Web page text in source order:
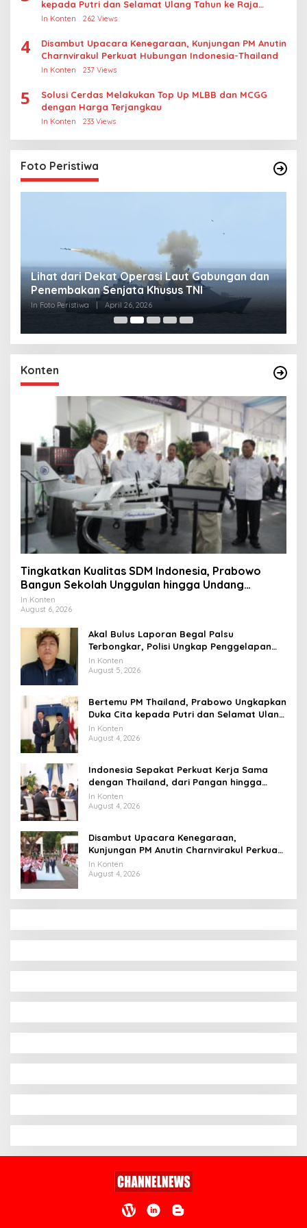
kepada Putri dan Selamat Ulang Tahun ke Raja
Thailand
In Konten 262 Views
4
Disambut Upacara Kenegaraan, Kunjungan PM Anutin
Charnvirakul Perkuat Hubungan Indonesia-Thailand
In Konten 237 Views
5
Solusi Cerdas Melakukan Top Up MLBB dan MCGG
dengan Harga Terjangkau
In Konten 233 Views
Foto Peristiwa
Lihat dari Dekat Operasi Laut Gabungan dan
Penembakan Senjata Khusus TNI
In Foto Peristiwa April 26, 2026
Konten
Tingkatkan Kualitas SDM Indonesia, Prabowo
Bangun Sekolah Unggulan hingga Undang
Universitas Terbaik Dunia
In Konten
August 6, 2026
Akal Bulus Laporan Begal Palsu
Terbongkar, Polisi Ungkap Penggelapan
Uang Perusahaan untuk Crypto
In Konten
August 5, 2026
Bertemu PM Thailand, Prabowo Ungkapkan
Duka Cita kepada Putri dan Selamat Ulang
Tahun ke Raja Thailand
In Konten
August 4, 2026
Indonesia Sepakat Perkuat Kerja Sama
dengan Thailand, dari Pangan hingga
Ekonomi Digital
In Konten
August 4, 2026
Disambut Upacara Kenegaraan,
Kunjungan PM Anutin Charnvirakul Perkuat
Hubungan Indonesia-Thailand
In Konten
August 4, 2026